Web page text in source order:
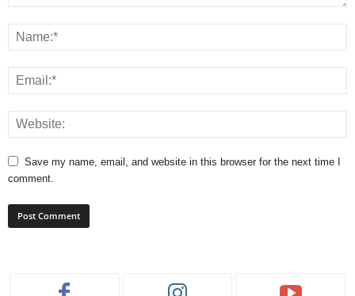
Save my name, email, and website in this browser for the next time I
comment.